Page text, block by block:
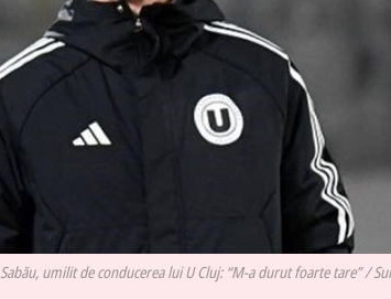
Sabău, umilit de conducerea lui U Cluj: “M-a durut foarte tare” /